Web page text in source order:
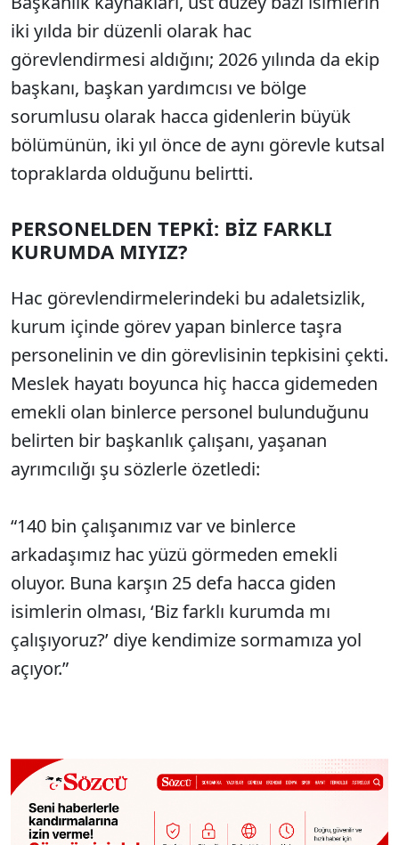
iki yılda bir düzenli olarak hac
görevlendirmesi aldığını; 2026 yılında da ekip
başkanı, başkan yardımcısı ve bölge
sorumlusu olarak hacca gidenlerin büyük
bölümünün, iki yıl önce de aynı görevle kutsal
topraklarda olduğunu belirtti.
PERSONELDEN TEPKİ: BİZ FARKLI
KURUMDA MIYIZ?
Hac görevlendirmelerindeki bu adaletsizlik,
kurum içinde görev yapan binlerce taşra
personelinin ve din görevlisinin tepkisini çekti.
Meslek hayatı boyunca hiç hacca gidemeden
emekli olan binlerce personel bulunduğunu
belirten bir başkanlık çalışanı, yaşanan
ayrımcılığı şu sözlerle özetledi:
“140 bin çalışanımız var ve binlerce
arkadaşımız hac yüzü görmeden emekli
oluyor. Buna karşın 25 defa hacca giden
isimlerin olması, ‘Biz farklı kurumda mı
çalışıyoruz?’ diye kendimize sormamıza yol
açıyor.”